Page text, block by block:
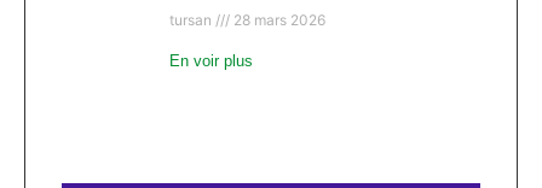
tursan 28 mars 2026
En voir plus